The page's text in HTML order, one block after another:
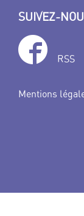
SUIVEZ-
RSS
Mentions